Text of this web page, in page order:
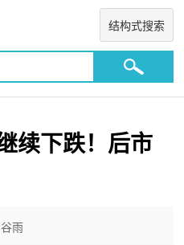
结构式搜索
续下跌！后市
雨